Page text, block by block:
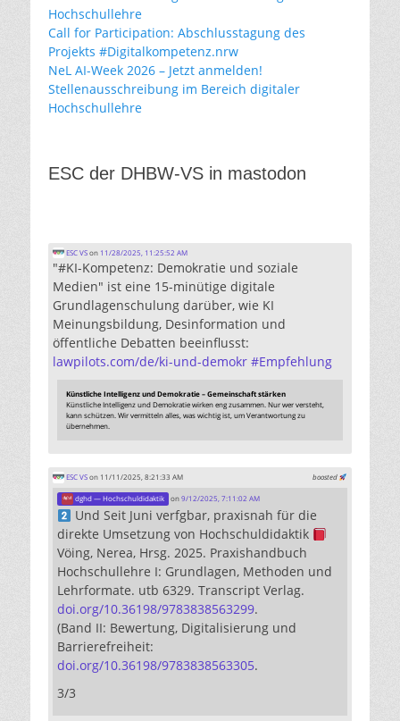
Hochschullehre
Call for Participation: Abschlusstagung des
Projekts #Digitalkompetenz.nrw
NeL AI-Week 2026 – Jetzt anmelden!
Stellenausschreibung im Bereich digitaler
Hochschullehre
ESC der DHBW-VS in mastodon
ESC VSon 11/28/2025, 11:25:52 AM
"#KI-Kompetenz: Demokratie und soziale
Medien" ist eine 15-minütige digitale
Grundlagenschulung darüber, wie KI
Meinungsbildung, Desinformation und
öffentliche Debatten beeinflusst:
lawpilots.com/de/ki-und-demokr #Empfehlung
Künstliche Intelligenz und Demokratie – Gemeinschaft stärken
Künstliche Intelligenz und Demokratie wirken eng zusammen. Nur wer versteht,
kann schützen. Wir vermitteln alles, was wichtig ist, um Verantwortung zu
übernehmen.
boosted
ESC VSon 11/11/2025, 8:21:33 AM
dghd — Hochschuldidaktik on9/12/2025, 7:11:02 AM
Und Seit Juni verfgbar, praxisnah für die
direkte Umsetzung von Hochschuldidaktik
Vöing, Nerea, Hrsg. 2025. Praxishandbuch
Hochschullehre I: Grundlagen, Methoden und
Lehrformate. utb 6329. Transcript Verlag.
doi.org/10.36198/9783838563299.
(Band II: Bewertung, Digitalisierung und
Barrierefreiheit:
doi.org/10.36198/9783838563305.
3/3